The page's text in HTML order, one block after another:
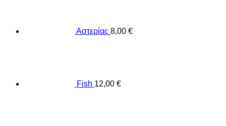
Αστερίας 8,00 €
Fish 12,00 €